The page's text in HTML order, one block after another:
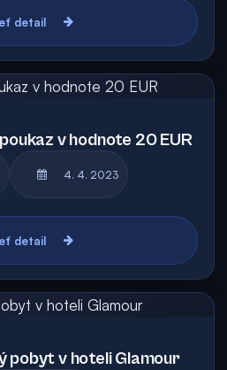
detail
v hodnote 20 EUR
4. 4. 2023
detail
pobyt v hoteli Glamour